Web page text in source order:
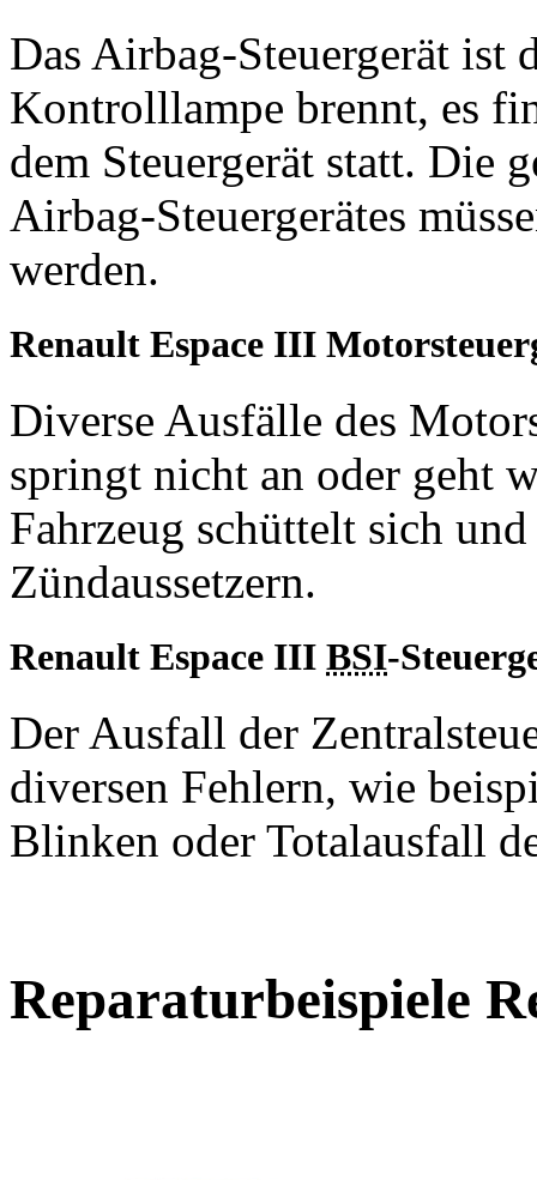
Das Airbag-Steuergerät ist
Kontrolllampe brennt, es
dem Steuergerät statt. Die
Airbag-Steuergerätes
werden.
Renault Espace III
Diverse Ausfälle des
springt nicht an oder geht
Fahrzeug schüttelt sich
Zündaussetzern.
Renault Espace III BSI-
Der Ausfall der
diversen Fehlern, wie
Blinken oder Totalausfall
Reparaturbeispiele